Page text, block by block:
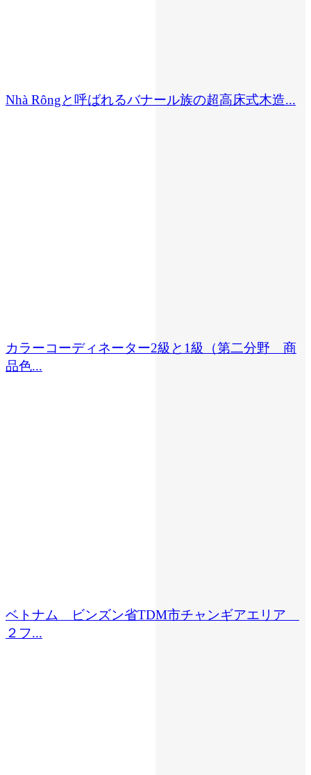
Nhà Rôngと呼ばれるバナール族の超高床式木造...
カラーコーディネーター2級と1級（第二分野 商
品色...
ベトナム ビンズン省TDM市チャンギアエリア
２フ...